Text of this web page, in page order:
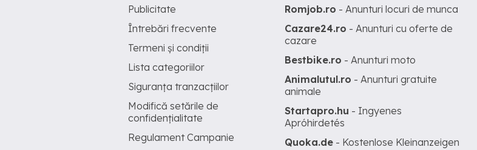
Publicitate
Întrebări frecvente
Termeni și condiții
Lista categoriilor
Siguranța tranzacțiilor
Modifică setările de
confidențialitate
Regulament Campanie
Romjob.ro - Anunturi locuri de munca
Cazare24.ro - Anunturi cu oferte de
cazare
Bestbike.ro - Anunturi moto
Animalutul.ro - Anunturi gratuite
animale
Startapro.hu - Ingyenes
Apróhirdetés
Quoka.de - Kostenlose Kleinanzeigen